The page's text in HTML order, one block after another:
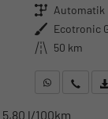
Getriebe Automatik
Außenfarbe Ecotronic
Kilometerstand 50 km
WhatsAppWir
5,80 l/100km